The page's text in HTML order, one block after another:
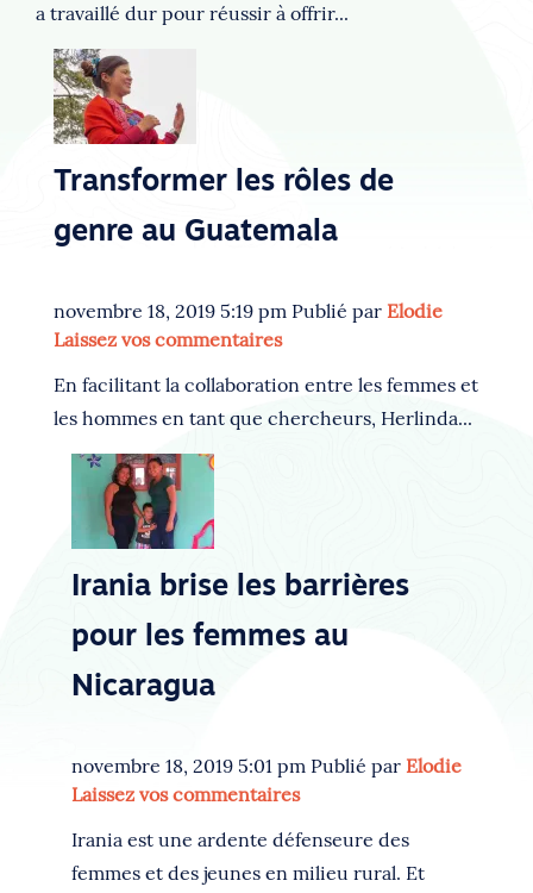
a travaillé dur pour réussir à offrir...
Transformer les rôles de
genre au Guatemala
novembre 18, 2019 5:19 pm Publié par Elodie
Laissez vos commentaires
En facilitant la collaboration entre les femmes et
les hommes en tant que chercheurs, Herlinda...
Irania brise les barrières
pour les femmes au
Nicaragua
novembre 18, 2019 5:01 pm Publié par Elodie
Laissez vos commentaires
Irania est une ardente défenseure des
femmes et des jeunes en milieu rural. Et